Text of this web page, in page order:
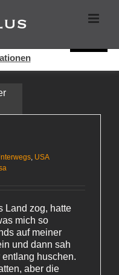
, USA
Land zog, hatte
mich so
auf meiner
und dann sah
huschen.
aber die
bei der Bereitstellung der
erklären Sie sich